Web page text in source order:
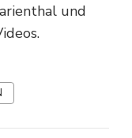
und